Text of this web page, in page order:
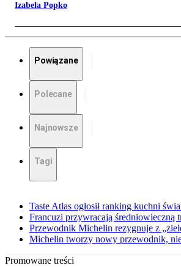
Izabela Popko
Powiązane
Polecane
Najnowsze
Tagi
Taste Atlas ogłosił ranking kuchni
Francuzi przywracają średniowieczną
Przewodnik Michelin rezygnuje z
Michelin tworzy nowy przewodnik,
Promowane treści